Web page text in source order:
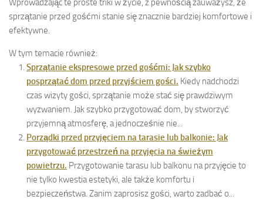
Wprowadzając te proste triki w życie, z pewnością zauważysz, że
sprzątanie przed gośćmi stanie się znacznie bardziej komfortowe i
efektywne.
W tym temacie również:
Sprzątanie ekspresowe przed gośćmi: Jak szybko
posprzątać dom przed przyjściem gości. Kiedy nadchodzi
czas wizyty gości, sprzątanie może stać się prawdziwym
wyzwaniem. Jak szybko przygotować dom, by stworzyć
przyjemną atmosferę, a jednocześnie nie...
Porządki przed przyjęciem na tarasie lub balkonie: Jak
przygotować przestrzeń na przyjęcia na świeżym
powietrzu. Przygotowanie tarasu lub balkonu na przyjęcie to
nie tylko kwestia estetyki, ale także komfortu i
bezpieczeństwa. Zanim zaprosisz gości, warto zadbać o...